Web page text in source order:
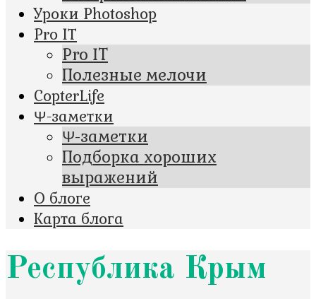
Уроки Photoshop
Pro IT
Pro IT
Полезные мелочи
CopterLife
Ψ-заметки
Ψ-заметки
Подборка хороших
выражений
О блоге
Карта блога
Республика Крым